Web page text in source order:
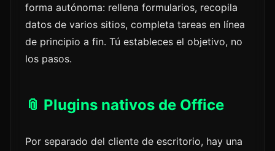
forma autónoma: rellena formularios, recopila
datos de varios sitios, completa tareas en línea
de principio a fin. Tú estableces el objetivo, no
los pasos.
📎 Plugins nativos de Office
Por separado del cliente de escritorio, hay una